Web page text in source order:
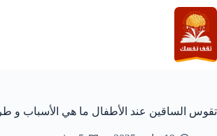
التجاوز
إلى
المحتوى
تقوس الساقين عند الأطفال ما هي الأسباب و